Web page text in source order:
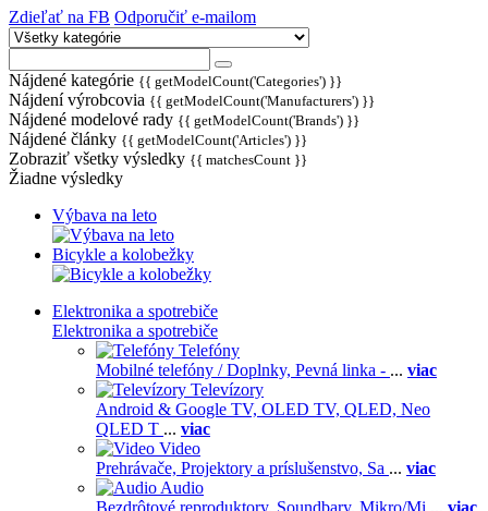
Zdieľať na FB Odporučiť e-mailom
Nájdené kategórie {{ getModelCount('Categories') }}
Nájdení výrobcovia {{ getModelCount('Manufacturers') }}
Nájdené modelové rady {{ getModelCount('Brands') }}
Nájdené články {{ getModelCount('Articles') }}
Zobraziť všetky výsledky {{ matchesCount }}
Žiadne výsledky
Výbava na leto
Bicykle a kolobežky
Elektronika a spotrebiče
Elektronika a spotrebiče
Telefóny
Mobilné telefóny / Doplnky, Pevná linka - ... viac
Televízory
Android & Google TV, OLED TV, QLED, Neo
QLED T ... viac
Video
Prehrávače, Projektory a príslušenstvo, Sa ... viac
Audio
Bezdrôtové reproduktory, Soundbary, Mikro/Mi ... viac